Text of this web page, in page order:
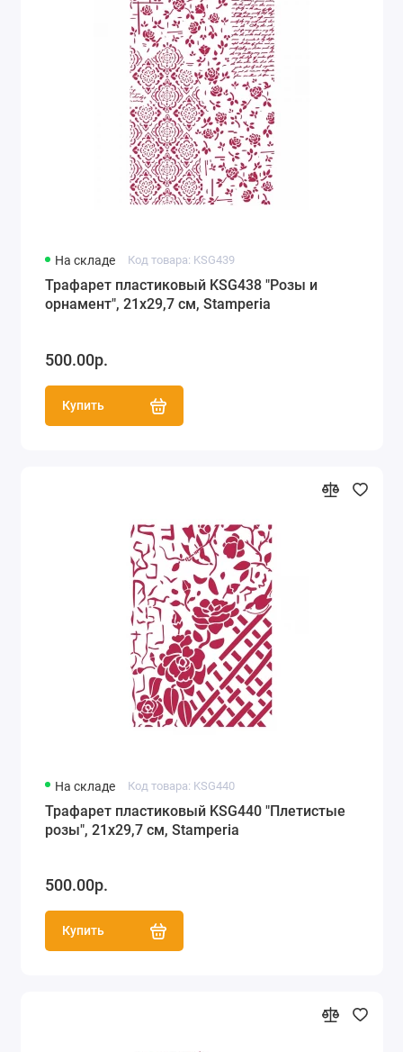
На складе Код товара: KSG439
Трафарет пластиковый KSG438 "Розы и
орнамент", 21х29,7 см, Stamperia
500.00р.
Купить
На складе Код товара: KSG440
Трафарет пластиковый KSG440 "Плетистые
розы", 21х29,7 см, Stamperia
500.00р.
Купить